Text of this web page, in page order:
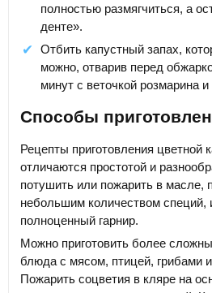
полностью размягчиться, а
денте».
Отбить капустный запах,
можно, отварив перед
минут с веточкой розмарина
Способы
Рецепты приготовления цветной
отличаются простотой и
потушить или пожарить в масле,
небольшим количеством специй,
полноценный гарнир.
Можно приготовить более
блюда с мясом, птицей, грибами
Пожарить соцветия в кляре на